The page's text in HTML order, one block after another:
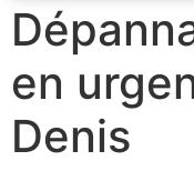
en
Denis